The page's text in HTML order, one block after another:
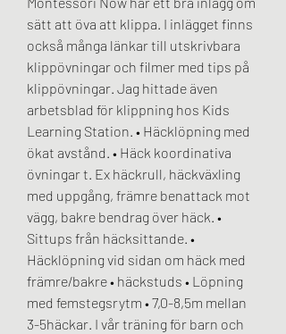
sätt att öva att klippa. I inlägget finns
också många länkar till utskrivbara
klippövningar och filmer med tips på
klippövningar. Jag hittade även
arbetsblad för klippning hos Kids
Learning Station. • Häcklöpning med
ökat avstånd. • Häck koordinativa
övningar t. Ex häckrull, häckväxling
med uppgång, främre benattack mot
vägg, bakre bendrag över häck. •
Sittups från häcksittande. •
Häcklöpning vid sidan om häck med
främre/bakre • häckstuds • Löpning
med femstegsrytm • 7,0-8,5m mellan
3-5häckar. I vår träning för barn och